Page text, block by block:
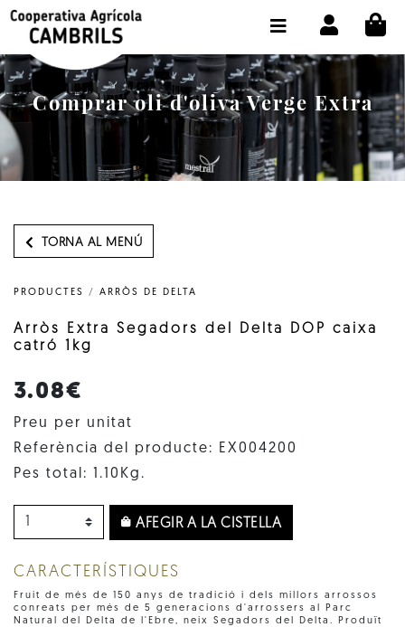
Comprar oli d'oliva Verge Extra
TORNA AL MENÚ
PRODUCTES / ARRÒS DE DELTA
Arròs Extra Segadors del Delta DOP caixa
catró 1kg
3.08€
Preu per unitat
Referència del producte: EX004200
Pes total: 1.10Kg.
AFEGIR A LA CISTELLA
CARACTERÍSTIQUES
Fruit de més de 150 anys de tradició i dels millors arrossos
conreats per més de 5 generacions d'arrossers al Parc
Natural del Delta de l'Ebre, neix Segadors del Delta. Produït
BOTIGA COMPRA ONLINE
LA COOPERATIVA
OLEOTOUR
PRODUCTES
EL NOSTRE OLI
SELECCIONAR IDIOMA: CAT